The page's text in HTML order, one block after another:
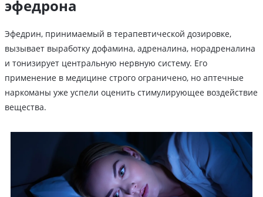
эфедрона
Эфедрин, принимаемый в терапевтической дозировке,
вызывает выработку дофамина, адреналина, норадреналина
и тонизирует центральную нервную систему. Его
применение в медицине строго ограничено, но аптечные
наркоманы уже успели оценить стимулирующее воздействие
вещества.